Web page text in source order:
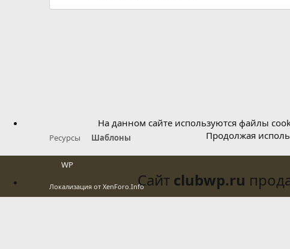
Ресурсы Шаблоны
WP
Локализация от XenForo.Info
На данном сайте используются файлы
Продолжая
Сайт clubwp.ru